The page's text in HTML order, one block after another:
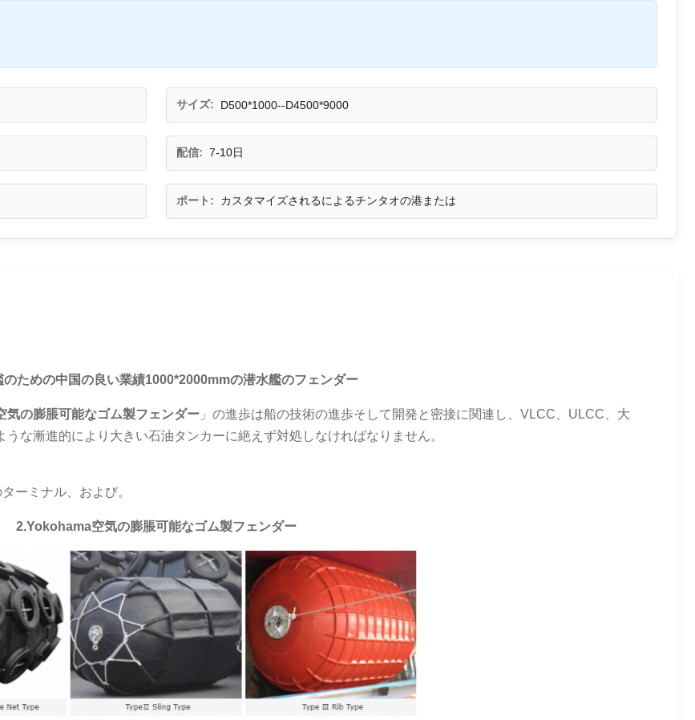
サイズ: D500*1000--D4500*9000
配信: 7-10日
ポート: カスタマイズされるによるチンタオの港または
のための中国の良い業績1000*2000mmの潜水艦のフェンダー
気の膨脹可能なゴム製フェンダー 」の進歩は船の技術の進歩そして開発と密接に関連し、VLCC、ULCC、大
な漸進的により大きい石油タンカーに絶えず対処しなければなりません。
ーミナル、および。
2.Yokohama空気の膨脹可能なゴム製フェンダー